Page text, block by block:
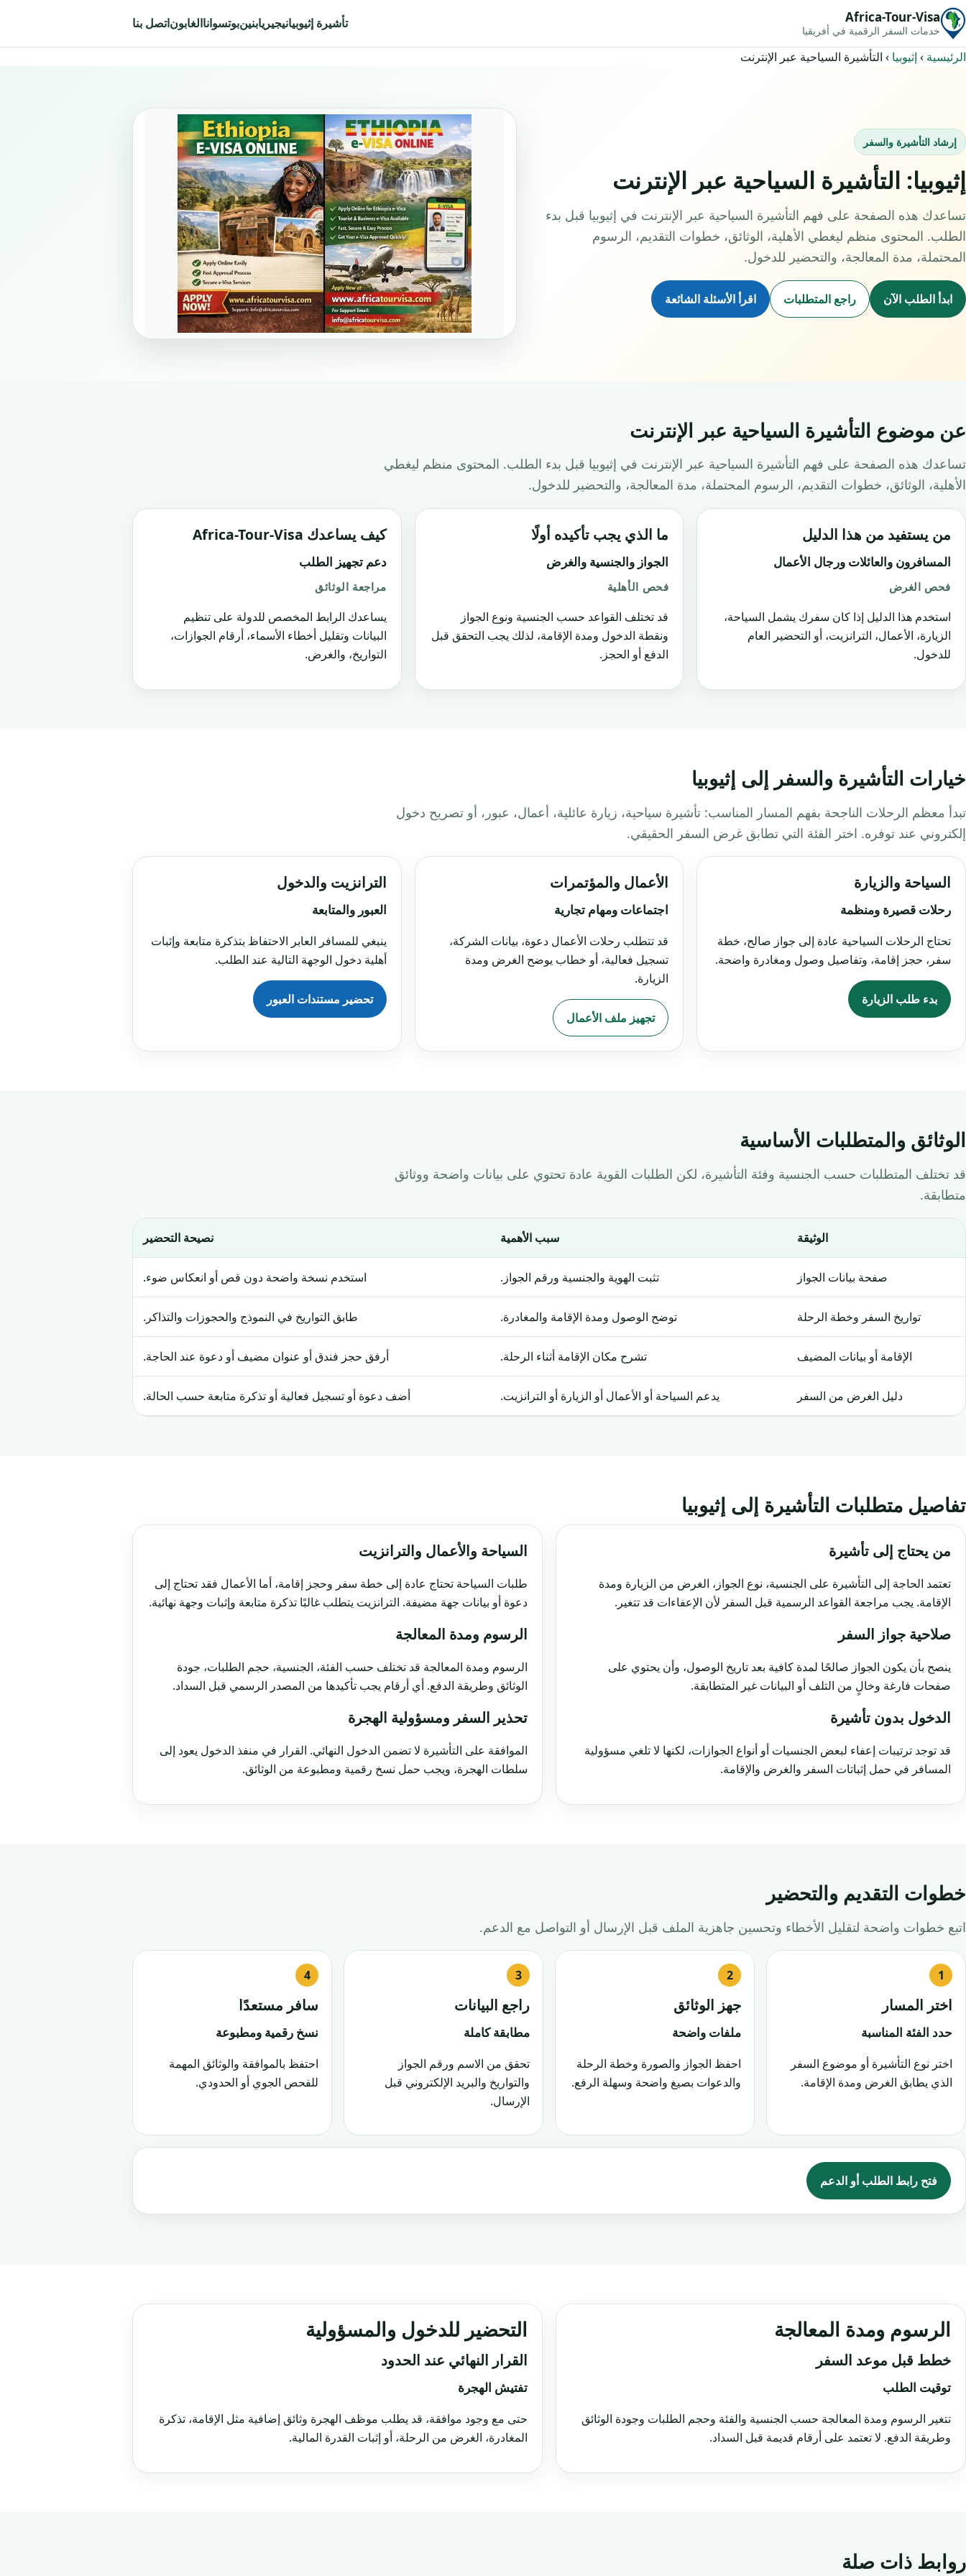
Africa-Tour-Visa
خدمات السفر الرقمية في أفريقيا تأشيرة إثيوبيانيجيريابنينبوتسواناالغابوناتصل بنا
الرئيسية › إثيوبيا › التأشيرة السياحية عبر الإنترنت
إرشاد التأشيرة والسفر
إثيوبيا: التأشيرة السياحية عبر الإنترنت
تساعدك هذه الصفحة على فهم التأشيرة السياحية عبر الإنترنت في إثيوبيا قبل بدء
الطلب. المحتوى منظم ليغطي الأهلية، الوثائق، خطوات التقديم، الرسوم
المحتملة، مدة المعالجة، والتحضير للدخول.
ابدأ الطلب الآن راجع المتطلبات اقرأ الأسئلة الشائعة
عن موضوع التأشيرة السياحية عبر الإنترنت
تساعدك هذه الصفحة على فهم التأشيرة السياحية عبر الإنترنت في إثيوبيا قبل بدء الطلب. المحتوى منظم ليغطي
الأهلية، الوثائق، خطوات التقديم، الرسوم المحتملة، مدة المعالجة، والتحضير للدخول.
من يستفيد من هذا الدليل
المسافرون والعائلات ورجال الأعمال
فحص الغرض
استخدم هذا الدليل إذا كان سفرك يشمل السياحة،
الزيارة، الأعمال، الترانزيت، أو التحضير العام
للدخول.
ما الذي يجب تأكيده أولًا
الجواز والجنسية والغرض
فحص الأهلية
قد تختلف القواعد حسب الجنسية ونوع الجواز
ونقطة الدخول ومدة الإقامة، لذلك يجب التحقق قبل
الدفع أو الحجز.
كيف يساعدك Africa-Tour-Visa
دعم تجهيز الطلب
مراجعة الوثائق
يساعدك الرابط المخصص للدولة على تنظيم
البيانات وتقليل أخطاء الأسماء، أرقام الجوازات،
التواريخ، والغرض.
خيارات التأشيرة والسفر إلى إثيوبيا
تبدأ معظم الرحلات الناجحة بفهم المسار المناسب: تأشيرة سياحية، زيارة عائلية، أعمال، عبور، أو تصريح دخول
إلكتروني عند توفره. اختر الفئة التي تطابق غرض السفر الحقيقي.
السياحة والزيارة
رحلات قصيرة ومنظمة
تحتاج الرحلات السياحية عادة إلى جواز صالح، خطة
سفر، حجز إقامة، وتفاصيل وصول ومغادرة واضحة.
بدء طلب الزيارة
الأعمال والمؤتمرات
اجتماعات ومهام تجارية
قد تتطلب رحلات الأعمال دعوة، بيانات الشركة،
تسجيل فعالية، أو خطاب يوضح الغرض ومدة
الزيارة.
تجهيز ملف الأعمال
الترانزيت والدخول
العبور والمتابعة
ينبغي للمسافر العابر الاحتفاظ بتذكرة متابعة وإثبات
أهلية دخول الوجهة التالية عند الطلب.
تحضير مستندات العبور
الوثائق والمتطلبات الأساسية
قد تختلف المتطلبات حسب الجنسية وفئة التأشيرة، لكن الطلبات القوية عادة تحتوي على بيانات واضحة ووثائق
متطابقة.
الوثيقة سبب الأهمية نصيحة التحضير
صفحة بيانات الجواز تثبت الهوية والجنسية ورقم الجواز. استخدم نسخة واضحة دون قص أو انعكاس ضوء.
تواريخ السفر وخطة الرحلة توضح الوصول ومدة الإقامة والمغادرة. طابق التواريخ في النموذج والحجوزات والتذاكر.
الإقامة أو بيانات المضيف تشرح مكان الإقامة أثناء الرحلة. أرفق حجز فندق أو عنوان مضيف أو دعوة عند الحاجة.
دليل الغرض من السفر يدعم السياحة أو الأعمال أو الزيارة أو الترانزيت. أضف دعوة أو تسجيل فعالية أو تذكرة متابعة حسب الحالة.
تفاصيل متطلبات التأشيرة إلى إثيوبيا
من يحتاج إلى تأشيرة
تعتمد الحاجة إلى التأشيرة على الجنسية، نوع الجواز، الغرض من الزيارة ومدة
الإقامة. يجب مراجعة القواعد الرسمية قبل السفر لأن الإعفاءات قد تتغير.
صلاحية جواز السفر
ينصح بأن يكون الجواز صالحًا لمدة كافية بعد تاريخ الوصول، وأن يحتوي على
صفحات فارغة وخالٍ من التلف أو البيانات غير المتطابقة.
الدخول بدون تأشيرة
قد توجد ترتيبات إعفاء لبعض الجنسيات أو أنواع الجوازات، لكنها لا تلغي مسؤولية
المسافر في حمل إثباتات السفر والغرض والإقامة.
السياحة والأعمال والترانزيت
طلبات السياحة تحتاج عادة إلى خطة سفر وحجز إقامة، أما الأعمال فقد تحتاج إلى
دعوة أو بيانات جهة مضيفة. الترانزيت يتطلب غالبًا تذكرة متابعة وإثبات وجهة نهائية.
الرسوم ومدة المعالجة
الرسوم ومدة المعالجة قد تختلف حسب الفئة، الجنسية، حجم الطلبات، جودة
الوثائق وطريقة الدفع. أي أرقام يجب تأكيدها من المصدر الرسمي قبل السداد.
تحذير السفر ومسؤولية الهجرة
الموافقة على التأشيرة لا تضمن الدخول النهائي. القرار في منفذ الدخول يعود إلى
سلطات الهجرة، ويجب حمل نسخ رقمية ومطبوعة من الوثائق.
خطوات التقديم والتحضير
اتبع خطوات واضحة لتقليل الأخطاء وتحسين جاهزية الملف قبل الإرسال أو التواصل مع الدعم.
اختر المسار
حدد الفئة المناسبة
اختر نوع التأشيرة أو موضوع السفر
الذي يطابق الغرض ومدة الإقامة.
جهز الوثائق
ملفات واضحة
احفظ الجواز والصورة وخطة الرحلة
والدعوات بصيغ واضحة وسهلة الرفع.
راجع البيانات
مطابقة كاملة
تحقق من الاسم ورقم الجواز
والتواريخ والبريد الإلكتروني قبل
الإرسال.
سافر مستعدًا
نسخ رقمية ومطبوعة
احتفظ بالموافقة والوثائق المهمة
للفحص الجوي أو الحدودي.
فتح رابط الطلب أو الدعم
الرسوم ومدة المعالجة
خطط قبل موعد السفر
توقيت الطلب
تتغير الرسوم ومدة المعالجة حسب الجنسية والفئة وحجم الطلبات وجودة الوثائق
وطريقة الدفع. لا تعتمد على أرقام قديمة قبل السداد.
التحضير للدخول والمسؤولية
القرار النهائي عند الحدود
تفتيش الهجرة
حتى مع وجود موافقة، قد يطلب موظف الهجرة وثائق إضافية مثل الإقامة، تذكرة
المغادرة، الغرض من الرحلة، أو إثبات القدرة المالية.
روابط ذات صلة